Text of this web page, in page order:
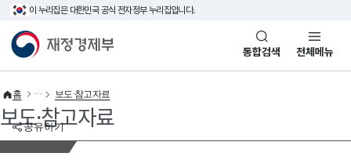
이 누리집은 대한민국 공식 전자정부 누리집입니다.
재정경제부(www.mofe.go.kr)통합검색 전체메뉴
공유하기
홈 보도·참고자료
보도·참고자료